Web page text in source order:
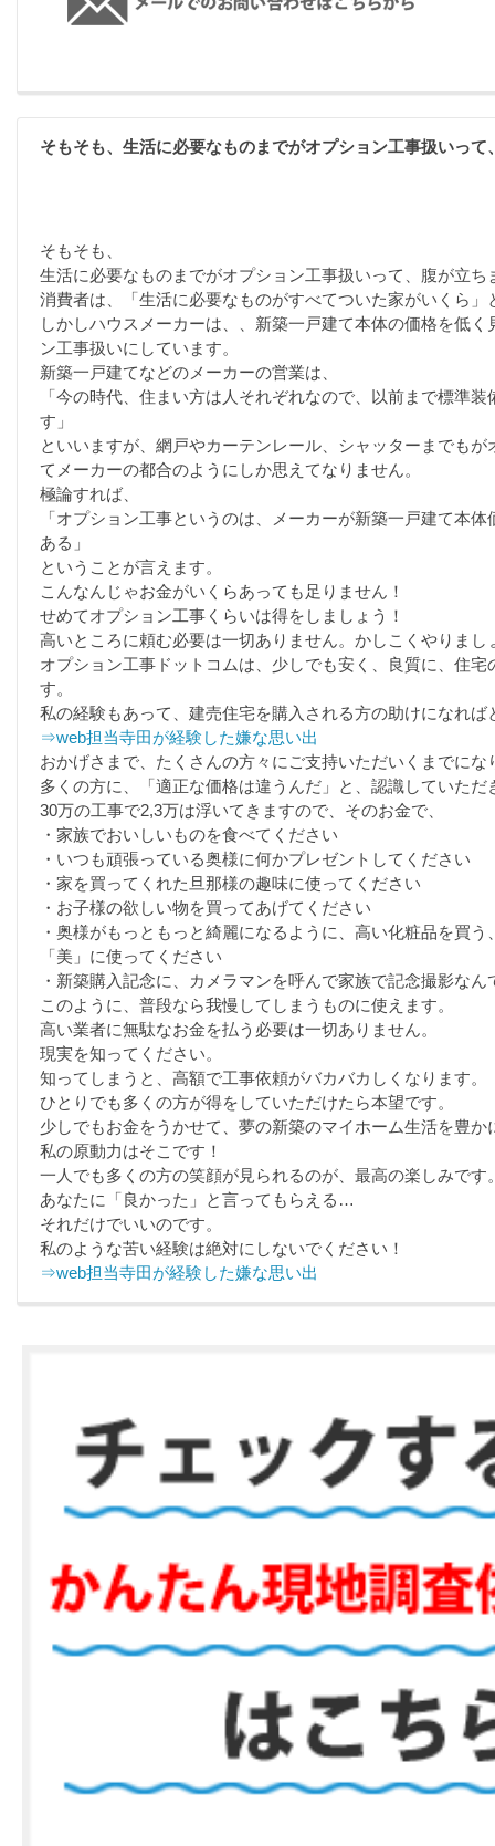
そもそも、生活に必要なものまでがオプション工事扱いって
そもそも、
生活に必要なものまでがオプション工事扱いって、腹が立ち
消費者は、「生活に必要なものがすべてついた家がいくら
しかしハウスメーカーは、、新築一戸建て本体の価格を低
ン工事扱いにしています。
新築一戸建てなどのメーカーの営業は、
「今の時代、住まい方は人それぞれなので、以前まで標準
す」
といいますが、網戸やカーテンレール、シャッターまでも
てメーカーの都合のようにしか思えてなりません。
極論すれば、
「オプション工事というのは、メーカーが新築一戸建て本
ある」
ということが言えます。
こんなんじゃお金がいくらあっても足りません！
せめてオプション工事くらいは得をしましょう！
高いところに頼む必要は一切ありません。かしこくやりまし
オプション工事ドットコムは、少しでも安く、良質に、住
す。
私の経験もあって、建売住宅を購入される方の助けになれ
⇒web担当寺田が経験した嫌な思い出
おかげさまで、たくさんの方々にご支持いただいくまでにな
多くの方に、「適正な価格は違うんだ」と、認識していただ
30万の工事で2,3万は浮いてきますので、そのお金で、
・家族でおいしいものを食べてください
・いつも頑張っている奥様に何かプレゼントしてください
・家を買ってくれた旦那様の趣味に使ってください
・お子様の欲しい物を買ってあげてください
・奥様がもっともっと綺麗になるように、高い化粧品を買
「美」に使ってください
・新築購入記念に、カメラマンを呼んで家族で記念撮影なん
このように、普段なら我慢してしまうものに使えます。
高い業者に無駄なお金を払う必要は一切ありません。
現実を知ってください。
知ってしまうと、高額で工事依頼がバカバカしくなります。
ひとりでも多くの方が得をしていただけたら本望です。
少しでもお金をうかせて、夢の新築のマイホーム生活を豊
私の原動力はそこです！
一人でも多くの方の笑顔が見られるのが、最高の楽しみです
あなたに「良かった」と言ってもらえる…
それだけでいいのです。
私のような苦い経験は絶対にしないでください！
⇒web担当寺田が経験した嫌な思い出